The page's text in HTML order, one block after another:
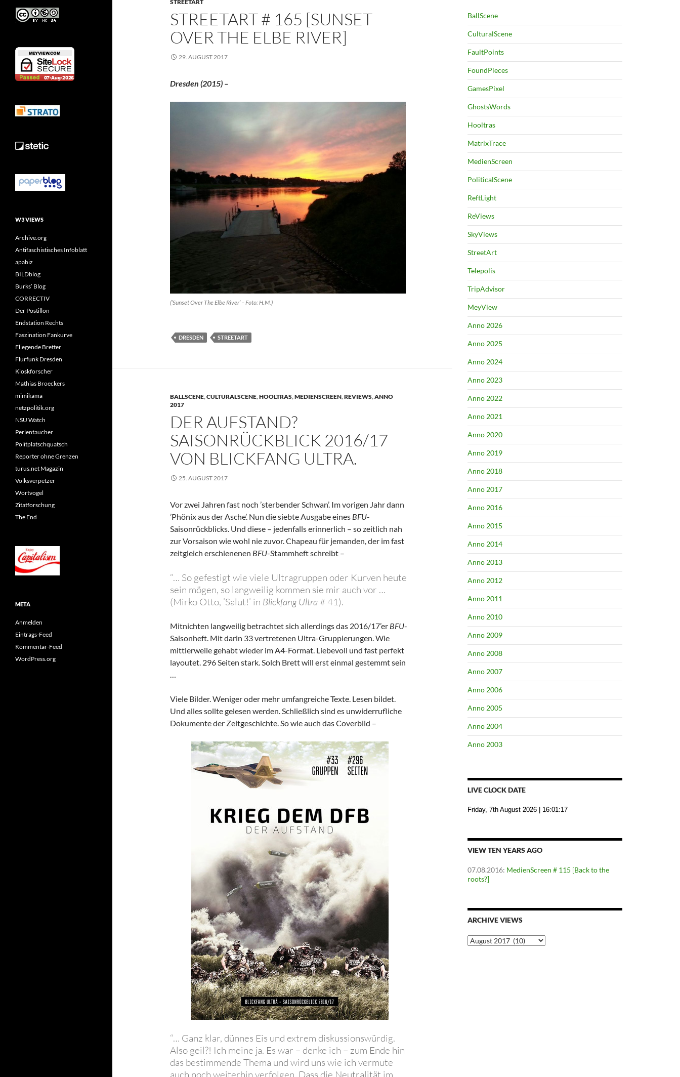
STREETART
STREETART # 165 [SUNSET
OVER THE ELBE RIVER]
29. AUGUST 2017
Dresden (2015) –
(’Sunset Over The Elbe River’ – Foto: H.M.)
DRESDEN STREETART
BALLSCENE,CULTURALSCENE,HOOLTRAS,MEDIENSCREEN,REVIEWS,ANNO
2017
DER AUFSTAND?
SAISONRÜCKBLICK 2016/17
VON BLICKFANG ULTRA.
25. AUGUST 2017
Vor zwei Jahren fast noch ’sterbender Schwan’. Im vorigen Jahr dann
’Phönix aus der Asche’. Nun die siebte Ausgabe eines BFU-
Saisonrückblicks. Und diese – jedenfalls erinnerlich – so zeitlich nah
zur Vorsaison wie wohl nie zuvor. Chapeau für jemanden, der im fast
zeitgleich erschienenen BFU-Stammheft schreibt –
“… So gefestigt wie viele Ultragruppen oder Kurven heute
sein mögen, so langweilig kommen sie mir auch vor …
(Mirko Otto, ’Salut!’ in Blickfang Ultra # 41).
Mitnichten langweilig betrachtet sich allerdings das 2016/17’er BFU-
Saisonheft. Mit darin 33 vertretenen Ultra-Gruppierungen. Wie
mittlerweile gehabt wieder im A4-Format. Liebevoll und fast perfekt
layoutet. 296 Seiten stark. Solch Brett will erst einmal gestemmt sein
…
Viele Bilder. Weniger oder mehr umfangreiche Texte. Lesen bildet.
Und alles sollte gelesen werden. Schließlich sind es unwiderrufliche
Dokumente der Zeitgeschichte. So wie auch das Coverbild –
“… Ganz klar, dünnes Eis und extrem diskussionswürdig.
Also geil?! Ich meine ja. Es war – denke ich – zum Ende hin
das bestimmende Thema und wird uns wie ich vermute
BallScene
CulturalScene
FaultPoints
FoundPieces
GamesPixel
GhostsWords
Hooltras
MatrixTrace
MedienScreen
PoliticalScene
ReftLight
ReViews
SkyViews
StreetArt
Telepolis
TripAdvisor
MeyView
Anno 2026
Anno 2025
Anno 2024
Anno 2023
Anno 2022
Anno 2021
Anno 2020
Anno 2019
Anno 2018
Anno 2017
Anno 2016
Anno 2015
Anno 2014
Anno 2013
Anno 2012
Anno 2011
Anno 2010
Anno 2009
Anno 2008
Anno 2007
Anno 2006
Anno 2005
Anno 2004
Anno 2003
LIVE CLOCK DATE
Friday, 7th August 2026 | 16:01:18
VIEW TEN YEARS AGO
07.08.2016: MedienScreen # 115 [Back to the
roots?]
ARCHIVE VIEWS
Archive
Views
W3 VIEWS
Archive.org
Antifaschistisches Infoblatt
apabiz
BILDblog
Burks’ Blog
CORRECTIV
Der Postillon
Endstation Rechts
Faszination Fankurve
Fliegende Bretter
Flurfunk Dresden
Kioskforscher
Mathias Broeckers
mimikama
netzpolitik.org
NSU Watch
Perlentaucher
Politplatschquatsch
Reporter ohne Grenzen
turus.net Magazin
Volksverpetzer
Wortvogel
Zitatforschung
The End
META
Anmelden
Eintrags-Feed
Kommentar-Feed
WordPress.org